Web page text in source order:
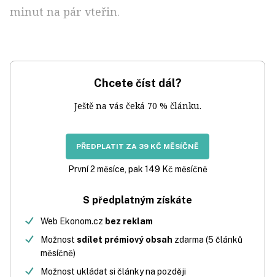
minut na pár vteřin.
Chcete číst dál?
Ještě na vás čeká 70 % článku.
PŘEDPLATIT ZA 39 KČ MĚSÍČNĚ
První 2 měsíce, pak 149 Kč měsíčně
S předplatným získáte
Web Ekonom.cz bez reklam
Možnost sdílet prémiový obsah zdarma (5 článků
měsíčně)
Možnost ukládat si články na později